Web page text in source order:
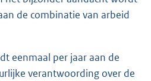
de combinatie van arbeid
eenmaal per jaar aan de
verantwoording over de